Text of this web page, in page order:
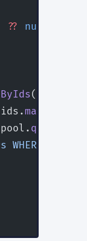
?? null
(
ids.map
pool. query
WHERE id IN